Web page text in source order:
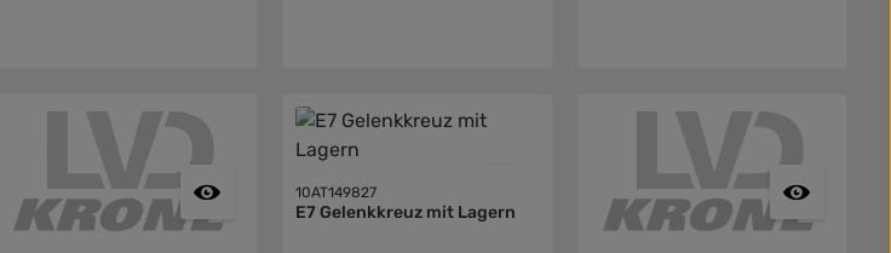
10AT149827
E7 Gelenkkreuz mit Lagern